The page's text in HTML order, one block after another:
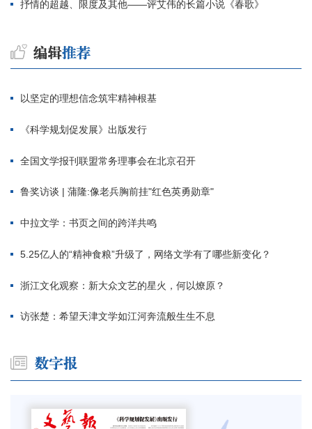
抒情的超越、限度及其他——评艾伟的长篇小说《春歌》
以坚定的理想信念筑牢精神根基
《科学规划促发展》出版发行
全国文学报刊联盟常务理事会在北京召开
鲁奖访谈 | 蒲隆:像老兵胸前挂"红色英勇勋章"
中拉文学：书页之间的跨洋共鸣
5.25亿人的“精神食粮”升级了，网络文学有了哪些新变化？
浙江文化观察：新大众文艺的星火，何以燎原？
访张楚：希望天津文学如江河奔流般生生不息